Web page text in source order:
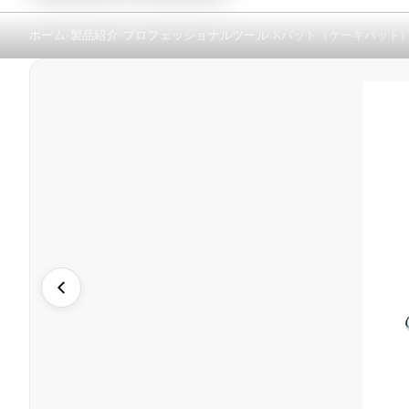
ホーム 製品紹介 プロフェッショナルツール